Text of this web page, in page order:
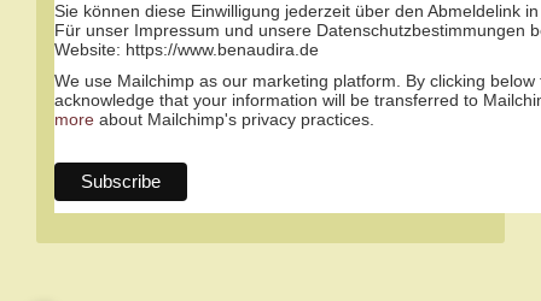
Sie können diese Einwilligung jederzeit über den Abmeldelink
Für unser Impressum und unsere Datenschutzbestimmungen
Website: https://www.benaudira.de
We use Mailchimp as our marketing platform. By clicking
acknowledge that your information will be transferred to
more about Mailchimp's privacy practices.